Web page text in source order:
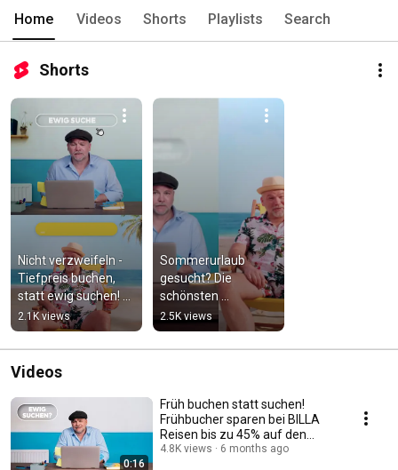
Home Videos Shorts Playlists Search
Shorts
Nicht verzweifeln -
Tiefpreis buchen,
statt ewig suchen!
Günstiger in den
Urlaub mit BILLA
Reisen
2.1K views
Sommerurlaub
gesucht? Die
schönsten
Destinationen auf
billareisen.at zum
Frühbucherpreis
2.5K views
Videos
0:16
Früh buchen statt suchen!
Frühbucher sparen bei BILLA
Reisen bis zu 45% auf den
Sommerurlaub
4.8K views 6 months ago